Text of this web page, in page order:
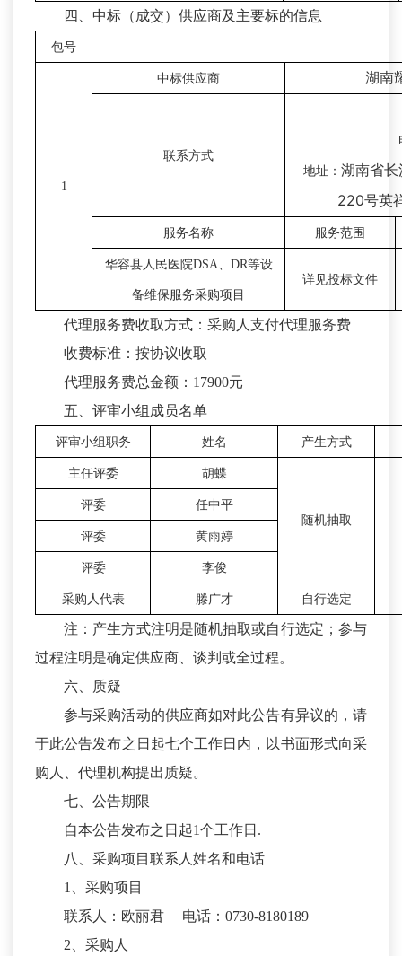
四、中标（成交）供应商及主要标的信息
包号
1
中标供应商 湖南
联系方式
地址： 湖南省长
220号英
服务名称 服务范围
华容县人民医院DSA、 DR等设
备维保服务采购项目
详见投标文件
代理服务费收取方式：采购人支付代理服务费
收费标准：按协议收取
代理服务费总金额：17900元
五、评审小组成员名单
评审小组职务 姓名 产生方式
主任评委 胡蝶
随机抽取
评委 任中平
评委 黄雨婷
评委 李俊
采购人代表 滕广才 自行选定
注：产生方式注明是随机抽取或自行选定；参与
过程注明是确定供应商、谈判或全过程。
六、质疑
参与采购活动的供应商如对此公告有异议的，请
于此公告发布之日起七个工作日内，以书面形式向采
购人、代理机构提出质疑。
七、公告期限
自本公告发布之日起1个工作日.
八、采购项目联系人姓名和电话
1、采购项目
联系人：欧丽君 电话：0730-8180189
2、采购人